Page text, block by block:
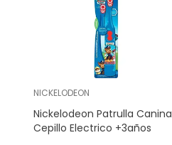
NICKELODEON
Nickelodeon Patrulla Canina
Cepillo Electrico +3años